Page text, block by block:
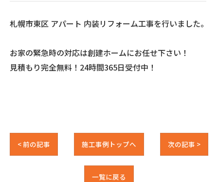
札幌市東区 アパート 内装リフォーム工事を行いました。
お家の緊急時の対応は創建ホームにお任せ下さい！
見積もり完全無料！24時間365日受付中！
< 前の記事 施工事例トップへ 次の記事 >
一覧に戻る